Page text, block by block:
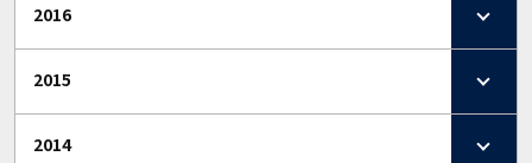
2016
2015
2014